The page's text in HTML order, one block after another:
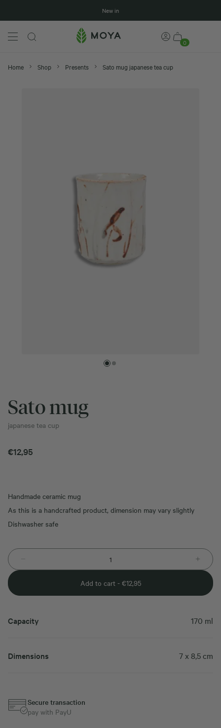
New in
0
Home Shop Presents Sato mug japanese tea cup
Sato mug
japanese tea cup
€12,95
Handmade ceramic mug
As this is a handcrafted product, dimension may vary slightly
Dishwasher safe
Add to cart - €12,95
Capacity 170 ml
Dimensions 7 x 8,5 cm
Secure transaction
pay with PayU